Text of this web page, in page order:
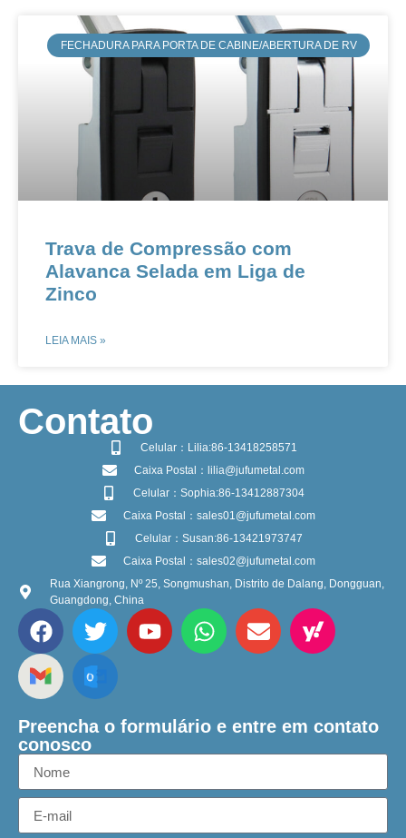
​​FECHADURA PARA PORTA DE CABINE/ABERTURA DE RV
Trava de Compressão com
Alavanca Selada em Liga de
Zinco
LEIA MAIS »
​Contato
Celular：Lilia:86-13418258571
Caixa Postal：lilia@jufumetal.com
Celular：Sophia:86-13412887304
Caixa Postal：sales01@jufumetal.com
Celular：Susan:86-13421973747
Caixa Postal：sales02@jufumetal.com
Rua Xiangrong, Nº 25, Songmushan, Distrito de Dalang, Dongguan,
Guangdong, China
Preencha o formulário e entre em contato
conosco